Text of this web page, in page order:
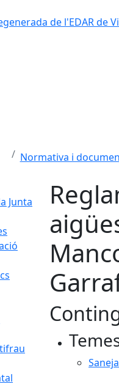
de l'EDAR de
Normativa i
Junta